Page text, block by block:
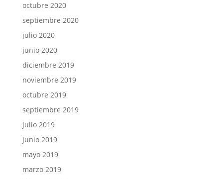
octubre 2020
septiembre 2020
julio 2020
junio 2020
diciembre 2019
noviembre 2019
octubre 2019
septiembre 2019
julio 2019
junio 2019
mayo 2019
marzo 2019